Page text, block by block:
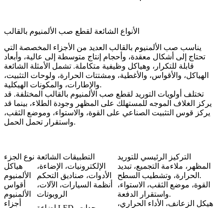
الأنواع الشائعة لقطع صب الألمنيوم بالقالب
يناسب صب الألمنيوم بالقالب العديد من الأجزاء المخصصة التي
تحتاج إلى أشكال معقدة، وأحجام إنتاج متوسطة إلى عالية، وأبعاد
قابلة للتكرار، وهياكل وظيفية متكاملة. تشمل الأمثلة الشائعة
الهياكل، والأقواس، والأغطية، ومشتتات الحرارة، ولوحات التثبيت،
والإطارات، والمكونات الهيكلية.
تختلف أولويات التوريد لقطع صب الألمنيوم بالقالب المختلفة. قد
يركز الغلاف الموجه للمستهلك على المظهر وجودة الطلاء، بينما قد
يركز قوس التثبيت الصناعي على القوة، والاستواء، وموضع الثقب،
واستقرار تحمل الحمل.
نوع الجزء التطبيقات الشائعة
التركيز الرئيسي للتوريد
هياكل
الألمنيوم
الإلكترونيات، الإضاءة،
الأدوات، صناديق التحكم
المظهر، ملاءمة التجميع، تبديد
الحرارة، وتشطيب السطح.
أقواس
الألمنيوم
أنظمة السيارات، الآلات،
الروبوتات
القوة، موضع الثقب، الاستواء،
واستقرار الدفعة.
أجزاء
هيكل الزعانف، الأداء الحراري،